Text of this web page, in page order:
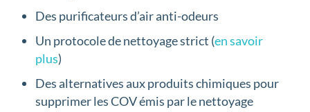
Des purificateurs d’air anti-odeurs
Un protocole de nettoyage strict (en savoir
plus)
Des alternatives aux produits chimiques pour
supprimer les COV émis par le nettoyage